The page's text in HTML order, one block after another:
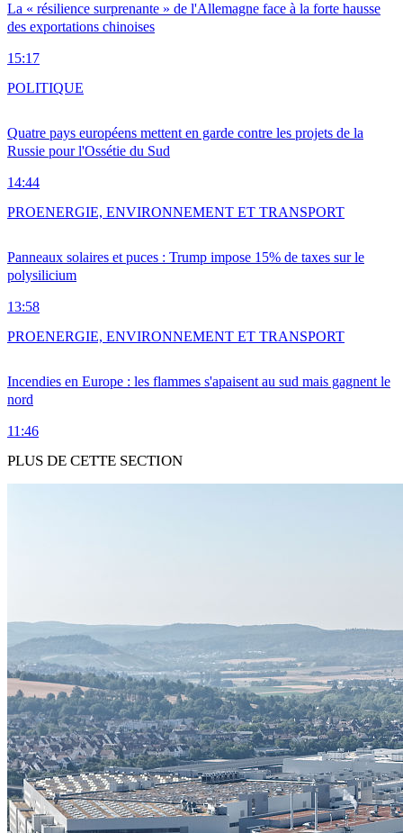
La « résilience surprenante » de l'Allemagne face à la forte hausse
des exportations chinoises
15:17
Quatre pays européens mettent en garde contre les projets de la
Russie pour l'Ossétie du Sud
14:44
POLITIQUE
Panneaux solaires et puces : Trump impose 15% de taxes sur le
polysilicium
13:58
PROENERGIE, ENVIRONNEMENT ET TRANSPORT
Incendies en Europe : les flammes s'apaisent au sud mais gagnent le
nord
11:46
PROENERGIE, ENVIRONNEMENT ET TRANSPORT
PLUS DE CETTE SECTION